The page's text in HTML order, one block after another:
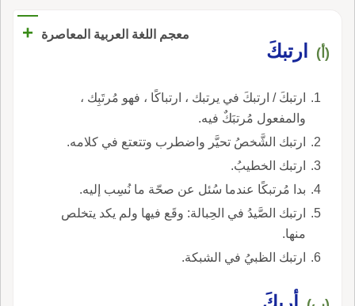
معجم اللغة العربية المعاصرة +
(أ) ارتبكَ
ارتبكَ / ارتبكَ في يرتبك ، ارتباكًا ، فهو مُرتَبِك ،
والمفعول مُرتبَكٌ فيه.
ارتبك الشَّخصُ تحيَّر واضطرب وتتعتع في كلامه.
ارتبك الخطيبُ.
بدا مُرتبكًا عندما سُئل عن صحّة ما نُسِب إليه.
ارتبك الصَّيدُ في الحِبالة: وقَع فيها ولم يكد يتخلص
منها.
ارتبك الظبيُ في الشبكة.